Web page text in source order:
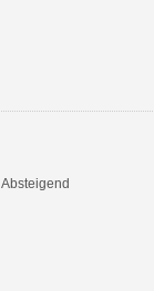
Absteigend